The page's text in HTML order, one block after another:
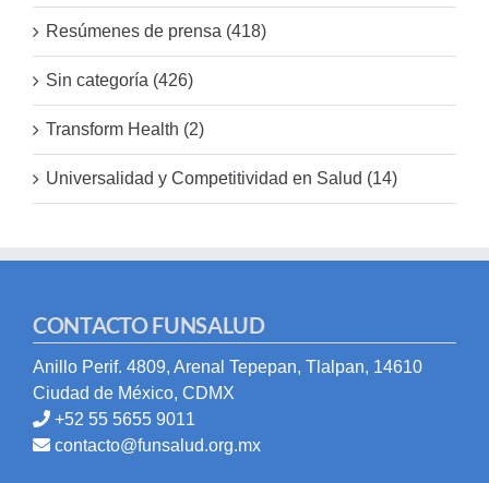
Resúmenes de prensa (418)
Sin categoría (426)
Transform Health (2)
Universalidad y Competitividad en Salud (14)
CONTACTO FUNSALUD
Anillo Perif. 4809, Arenal Tepepan, Tlalpan, 14610
Ciudad de México, CDMX
+52 55 5655 9011
contacto@funsalud.org.mx